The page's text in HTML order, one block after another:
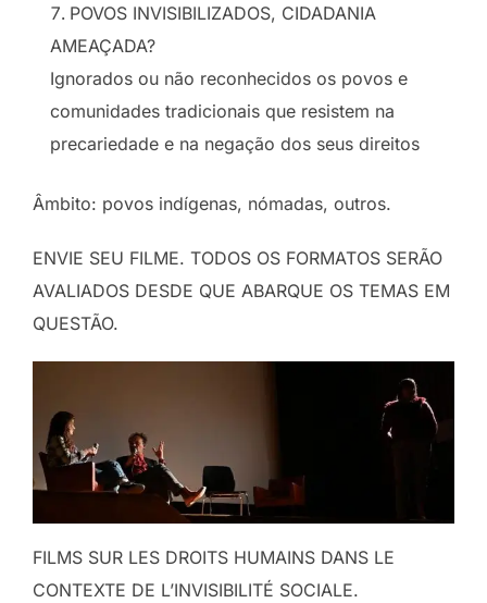
POVOS INVISIBILIZADOS, CIDADANIA
AMEAÇADA?
Ignorados ou não reconhecidos os povos e
comunidades tradicionais que resistem na
precariedade e na negação dos seus direitos
Âmbito: povos indígenas, nómadas, outros.
ENVIE SEU FILME. TODOS OS FORMATOS SERÃO
AVALIADOS DESDE QUE ABARQUE OS TEMAS EM
QUESTÃO.
FILMS SUR LES DROITS HUMAINS DANS LE
CONTEXTE DE L’INVISIBILITÉ SOCIALE.